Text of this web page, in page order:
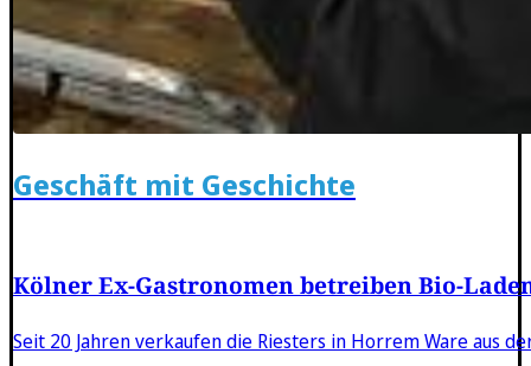
Geschäft mit Geschichte
Kölner Ex-Gastronomen betreiben Bio-
Seit 20 Jahren verkaufen die Riesters in Horrem Ware aus